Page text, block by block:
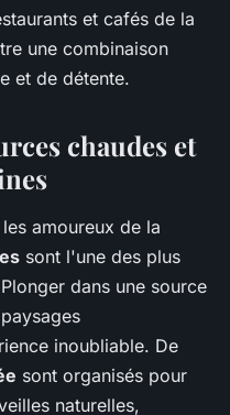
et cafés de la
une combinaison
et de détente.
chaudes et
amoureux de la
sont l'une des plus
dans une source
inoubliable. De
sont organisés pour
naturelles,